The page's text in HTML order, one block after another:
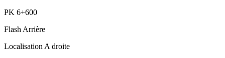
PK 6+600
Flash Arrière
Localisation A droite